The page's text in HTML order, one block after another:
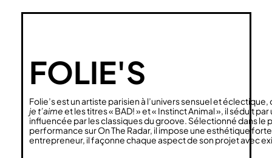
FOLIE'S
Folie’s est un artiste parisien à l’univers sensuel et
je t’aimeet les titres « BAD! » et « Instinct Animal », il séduit
influencée par les classiques du groove. Sélectionné dans le
performance sur On The Radar, il impose une esthétique
entrepreneur, il façonne chaque aspect de son projet avec